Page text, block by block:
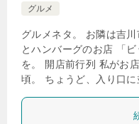
グルメ
グルメネタ。 お隣は吉
とハンバーグのお店 「
を。 開店前行列 私がお
頃。 ちょうど、入り口